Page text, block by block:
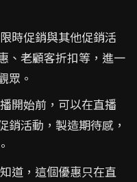
時促銷與其他促銷活
、老顧客折扣等，進一
眾。
開始前，可以在直播
銷活動，製造期待感，
道，這個優惠只在直